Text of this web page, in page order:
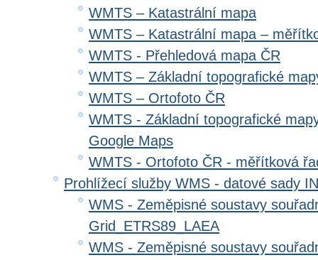
WMTS – Katastrální mapa
WMTS – Katastrální mapa –
WMTS - Přehledová mapa ČR
WMTS – Základní topografické
WMTS – Ortofoto ČR
WMTS - Základní topografické
Google Maps
WMTS - Ortofoto ČR - měřítková
Prohlížecí služby WMS - datové sady
WMS - Zeměpisné soustavy
Grid_ETRS89_LAEA
WMS - Zeměpisné soustavy